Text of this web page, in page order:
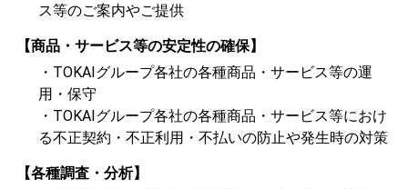
ス等のご案内やご提供
【商品・サービス等の安定性の確保】
・TOKAIグループ各社の各種商品・サービス等の運
用・保守
・TOKAIグループ各社の各種商品・サービス等におけ
る不正契約・不正利用・不払いの防止や発生時の対策
【各種調査・分析】